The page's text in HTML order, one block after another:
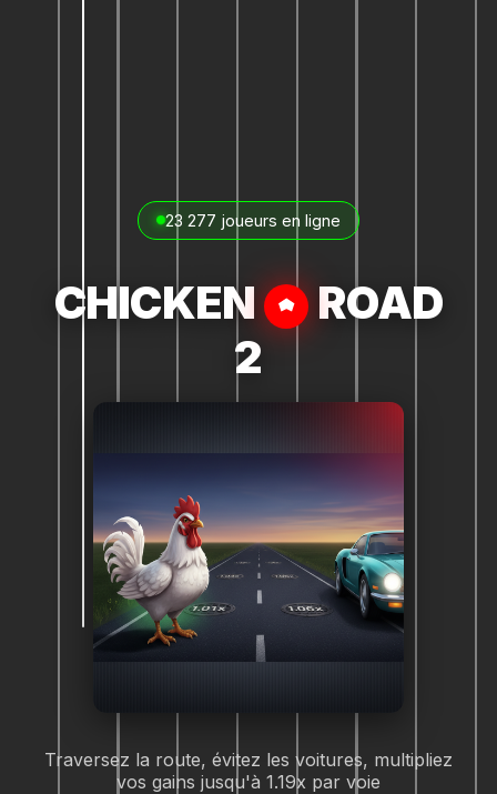
23 277 joueurs en ligne
CHICKEN
ROAD
2
Traversez la route, évitez les voitures, multipliez
vos gains jusqu'à 1.19x par voie